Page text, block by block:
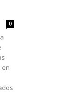
0
en